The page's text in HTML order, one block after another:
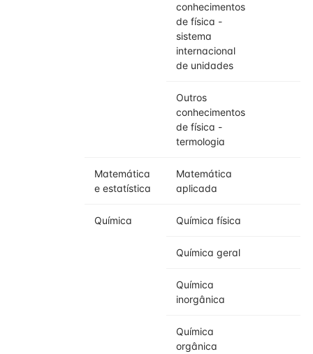
conhecimentos
de física -
sistema
internacional
de unidades
Outros
conhecimentos
de física -
termologia
Matemática
e estatística
Matemática
aplicada
Química Química física
Química geral
Química
inorgânica
Química
orgânica